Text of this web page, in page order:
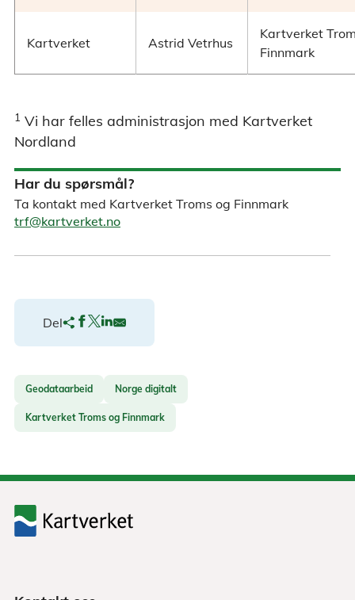
Kartverket Astrid Vetrhus
Kartverket
Finnmark
1 Vi har felles administrasjon med Kartverket
Nordland
Har du spørsmål?
Ta kontakt med Kartverket Troms og Finnmark
trf@kartverket.no
Del
Geodataarbeid Norge digitalt
Kartverket Troms og Finnmark